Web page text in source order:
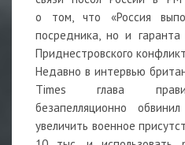
о том, что «Россия
посредника, но и гаранта
Приднестровского
Недавно в интервью
Times глава
безапелляционно
увеличить военное